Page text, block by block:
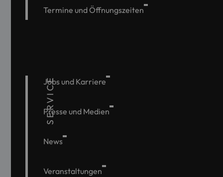
Termine und Öffnungszeiten
SERVICE
Jobs und Karriere
Presse und Medien
News
Veranstaltungen